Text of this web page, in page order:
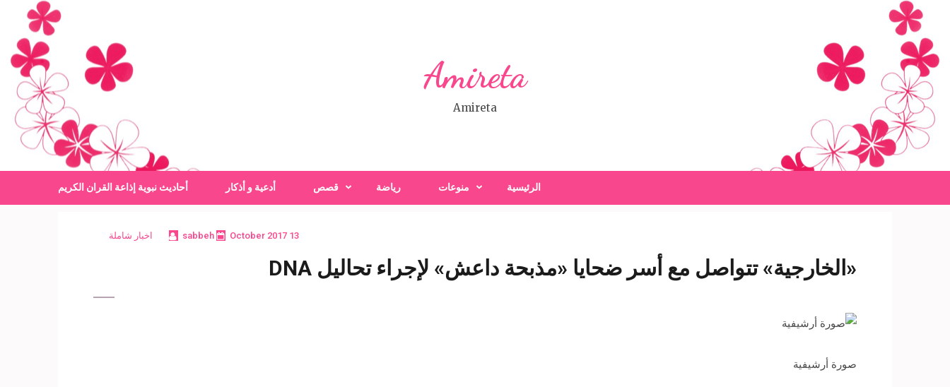
content
(Press
Enter)
Amireta
Amireta
الرئيسية منوعات رياضة قصص أدعية و أذكار أحاديث نبوية إذاعة القران الكريم
13 October 2017
sabbeh اخبار شاملة
«الخارجية» تتواصل مع أسر ضحايا «مذبحة داعش» لإجراء تحاليل DNA
صورة أرشيفية